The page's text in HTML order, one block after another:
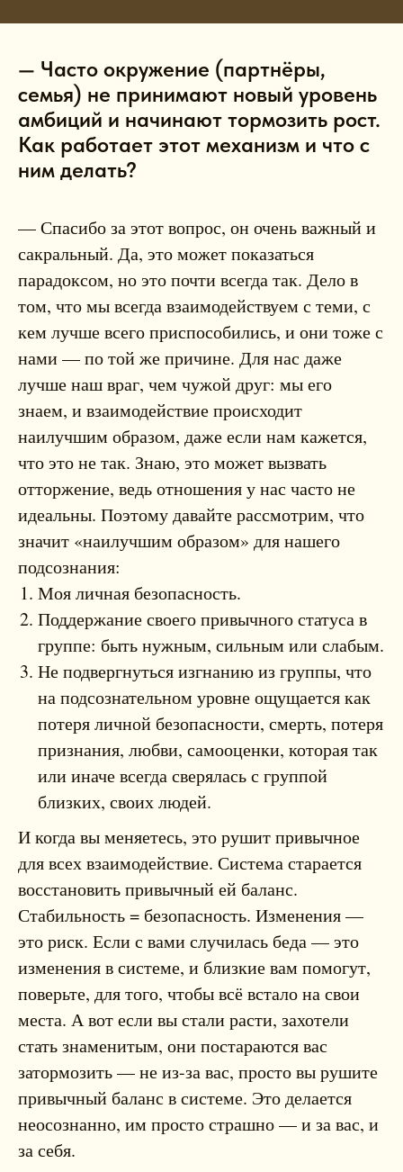
— Часто окружение (партнёры,
семья) не принимают новый уровень
амбиций и начинают тормозить рост.
Как работает этот механизм и что с
ним делать?
— Спасибо за этот вопрос, он очень важный и
сакральный. Да, это может показаться
парадоксом, но это почти всегда так. Дело в
том, что мы всегда взаимодействуем с теми, с
кем лучше всего приспособились, и они тоже с
нами — по той же причине. Для нас даже
лучше наш враг, чем чужой друг: мы его
знаем, и взаимодействие происходит
наилучшим образом, даже если нам кажется,
что это не так. Знаю, это может вызвать
отторжение, ведь отношения у нас часто не
идеальны. Поэтому давайте рассмотрим, что
значит «наилучшим образом» для нашего
подсознания:
Моя личная безопасность.
Поддержание своего привычного статуса в
группе: быть нужным, сильным или слабым.
Не подвергнуться изгнанию из группы, что
на подсознательном уровне ощущается как
потеря личной безопасности, смерть, потеря
признания, любви, самооценки, которая так
или иначе всегда сверялась с группой
близких, своих людей.
И когда вы меняетесь, это рушит привычное
для всех взаимодействие. Система старается
восстановить привычный ей баланс.
Стабильность = безопасность. Изменения —
это риск. Если с вами случилась беда — это
изменения в системе, и близкие вам помогут,
поверьте, для того, чтобы всё встало на свои
места. А вот если вы стали расти, захотели
стать знаменитым, они постараются вас
затормозить — не из-за вас, просто вы рушите
привычный баланс в системе. Это делается
неосознанно, им просто страшно — и за вас, и
за себя.